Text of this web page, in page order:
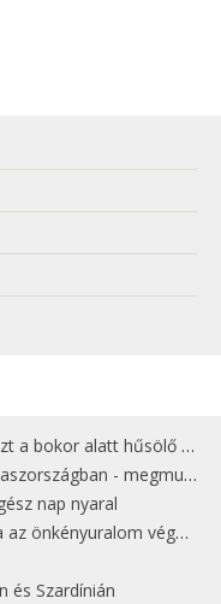
hűsölő cicát Kisorosziban
- megmutatjuk a 15 legjobbat
nap nyaral
végét jelentette
és Szardínián